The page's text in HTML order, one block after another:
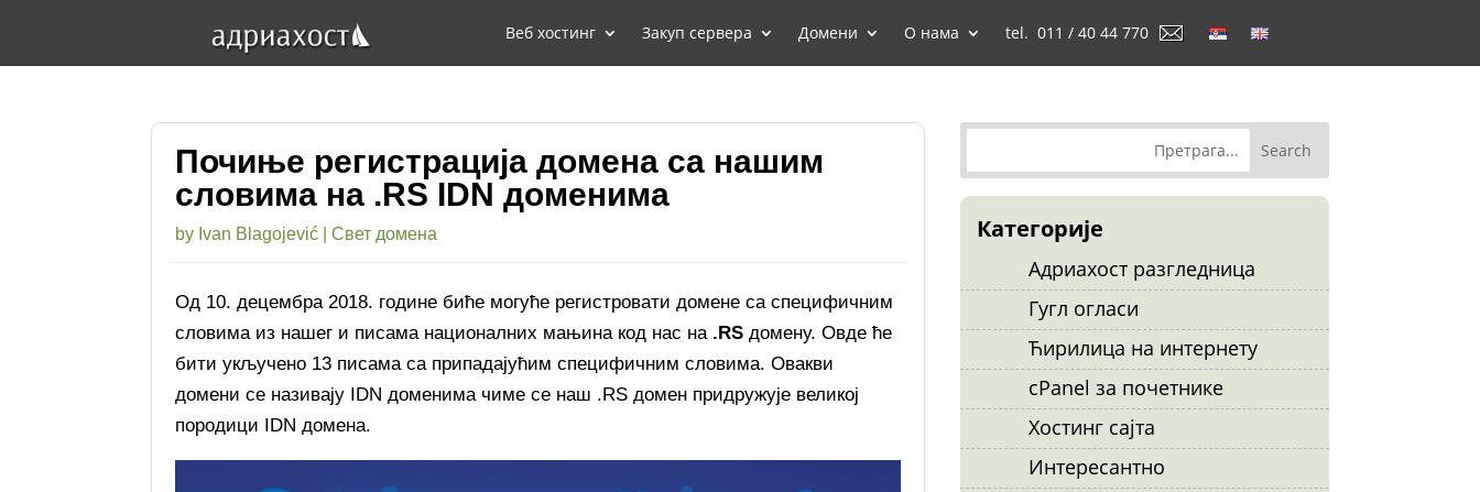
Веб хостинг Закуп сервера Домени О нама tel. 011 / 40 44 770
Почиње регистрација домена са нашим
словима на .RS IDN доменима
by Ivan Blagojević Свет домена
Од 10. децембра 2018. године биће могуће регистровати домене са специфичним
словима из нашег и писама националних мањина код нас на .RS домену. Овде ће
бити укључено 13 писама са припадајућим специфичним словима. Овакви
домени се називају IDN доменима чиме се наш .RS домен придружује великој
породици IDN домена.
Категорије
Адриахост разгледница
Гугл огласи
Ћирилица на интернету
cPanel за почетнике
Хостинг сајта
Интересантно